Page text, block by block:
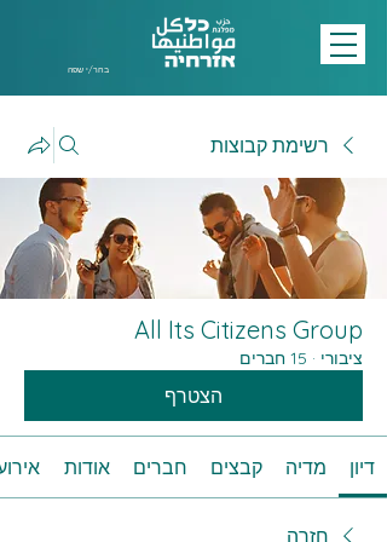
בחר/י שפה
רשימת קבוצות
All Its Citizens Group
ציבורי · 15 חברים
הצטרף
דיון מדיה קבצים חברים אודות
חזרה